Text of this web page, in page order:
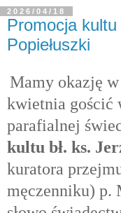
2026/04/18
Promocja
Popiełuszki
Mamy okazję
kwietnia gościć
parafialnej
kultu bł. ks.
kuratora
męczenniku) p.